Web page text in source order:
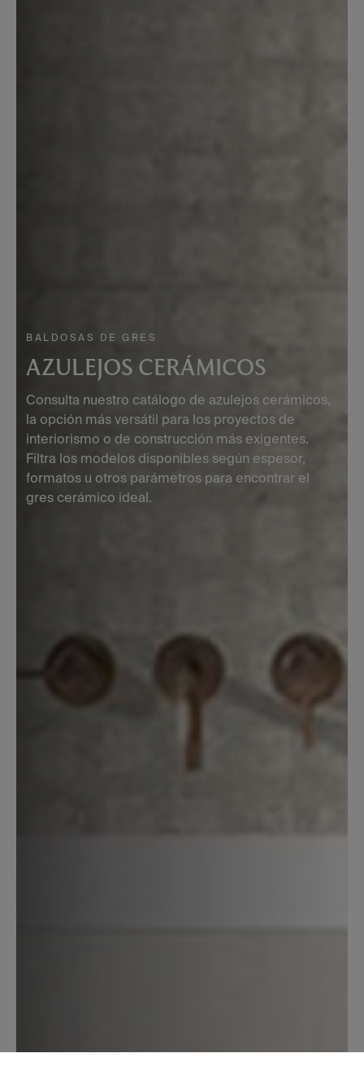
BALDOSAS DE GRES
AZULEJOS CERÁMICOS
Consulta nuestro catálogo de azulejos cerámicos,
la opción más versátil para los proyectos de
interiorismo o de construcción más exigentes.
Filtra los modelos disponibles según espesor,
formatos u otros parámetros para encontrar el
gres cerámico ideal.